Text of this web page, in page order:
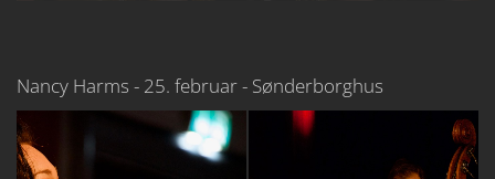
Nancy Harms - 25. februar - Sønderborghus